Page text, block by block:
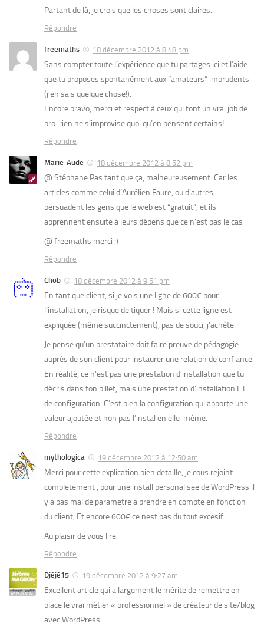
Partant de là, je crois que les choses sont claires.
Répondre
freemaths 18 décembre 2012 à 8:48 pm
Sans compter toute l’expérience que tu partages ici et l’aide
que tu proposes spontanément aux “amateurs” imprudents
(j’en sais quelque chose!).
Encore bravo, merci et respect à ceux qui font un vrai job de
pro: rien ne s’improvise quoi qu’en pensent certains!
Répondre
Marie-Aude 18 décembre 2012 à 8:52 pm
@ Stéphane Pas tant que ça, malheureusement. Car les
articles comme celui d’Aurélien Faure, ou d’autres,
persuadent les gens que le web est “gratuit”, et ils
apprennent ensuite à leurs dépens que ce n’est pas le cas
@ freemaths merci :)
Répondre
Chob 18 décembre 2012 à 9:51 pm
En tant que client, si je vois une ligne de 600€ pour
l’installation, je risque de tiquer ! Mais si cette ligne est
expliquée (même succinctement), pas de souci, j’achète.
Je pense qu’un prestataire doit faire preuve de pédagogie
auprès de son client pour instaurer une relation de confiance.
En réalité, ce n’est pas une prestation d’installation que tu
décris dans ton billet, mais une prestation d’installation ET
de configuration. C’est bien la configuration qui apporte une
valeur ajoutée et non pas l’instal en elle-même.
Répondre
mythologica 19 décembre 2012 à 12:50 am
Merci pour cette explication bien detaille, je cous rejoint
completement , pour une install personalisee de WordPress il
y a pas mal de parametre a prendre en compte en fonction
du client, Et encore 600€ ce nest pas du tout excesif.
Au plaisir de vous lire.
Répondre
Djéjé15 19 décembre 2012 à 9:27 am
Excellent article qui a largement le mérite de remettre en
place le vrai métier « professionnel » de créateur de site/blog
avec WordPress.